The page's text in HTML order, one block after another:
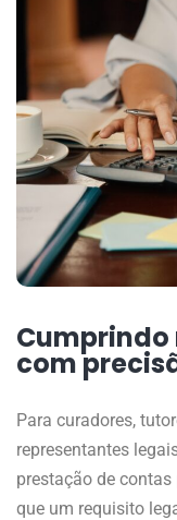
com
Para curadores,
representantes
prestação de
que um requisito